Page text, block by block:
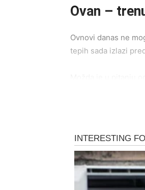
Ovan –
Ovnovi danas ne
tepih sada izlazi
da ste se udaljili od
Ako izaberete
Ako nastavite da
Do ponoći je